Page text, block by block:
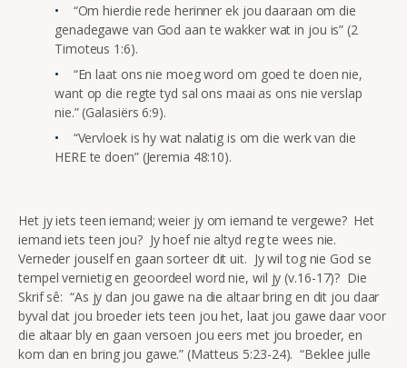
“Om hierdie rede herinner ek jou daaraan om die
genadegawe van God aan te wakker wat in jou is” (2
Timoteus 1:6).
“En laat ons nie moeg word om goed te doen nie,
want op die regte tyd sal ons maai as ons nie verslap
nie.” (Galasiërs 6:9).
“Vervloek is hy wat nalatig is om die werk van die
HERE te doen” (Jeremia 48:10).
Het jy iets teen iemand; weier jy om iemand te vergewe? Het
iemand iets teen jou? Jy hoef nie altyd reg te wees nie.
Verneder jouself en gaan sorteer dit uit. Jy wil tog nie God se
tempel vernietig en geoordeel word nie, wil jy (v.16-17)? Die
Skrif sê: “As jy dan jou gawe na die altaar bring en dit jou daar
byval dat jou broeder iets teen jou het, laat jou gawe daar voor
die altaar bly en gaan versoen jou eers met jou broeder, en
kom dan en bring jou gawe.” (Matteus 5:23-24). “Beklee julle